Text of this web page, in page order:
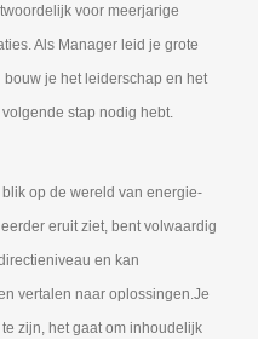
voor meerjarige
Als Manager leid je grote
je het leiderschap en het
stap nodig hebt.
op de wereld van energie-
eruit ziet, bent volwaardig
en kan
vertalen naar oplossingen.Je
zijn, het gaat om inhoudelijk